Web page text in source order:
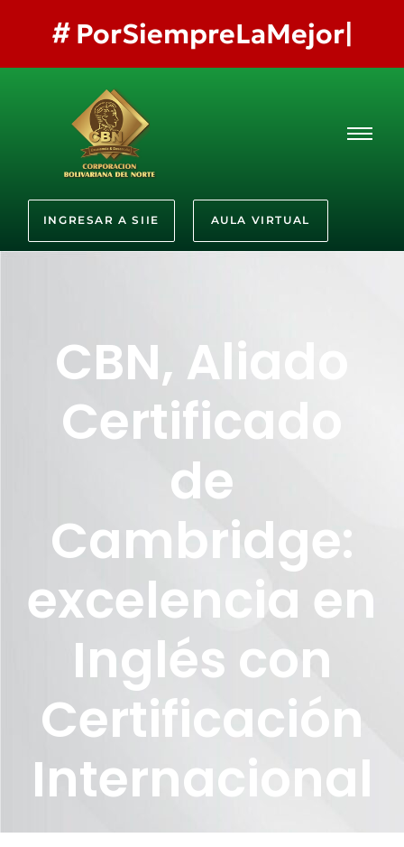
# PorSiempreLaMejor
INGRESAR A SIIE AULA VIRTUAL
CBN, Aliado
Certificado
de
Cambridge:
excelencia en
Inglés con
Certificación
Internacional